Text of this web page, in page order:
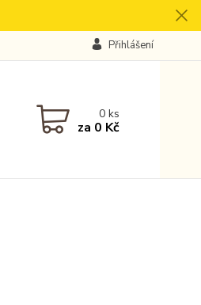
Přihlášení
0ks
za 0 Kč